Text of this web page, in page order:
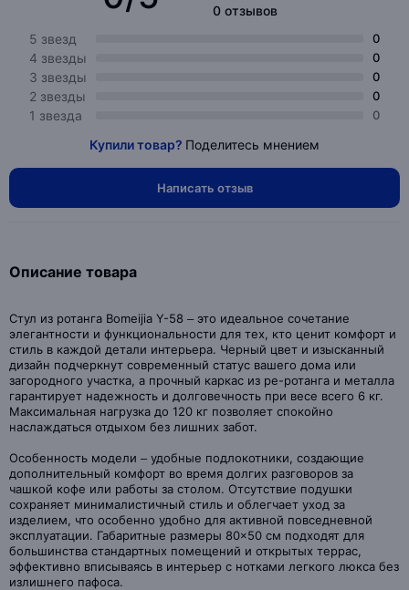
0 отзывов
5 звезд
0
4 звезды 0
3 звезды 0
2 звезды 0
1 звезда 0
Купили товар? Поделитесь мнением
Написать отзыв
Описание товара
Стул из ротанга Bomeijia Y-58 – это идеальное сочетание
элегантности и функциональности для тех, кто ценит комфорт и
стиль в каждой детали интерьера. Черный цвет и изысканный
дизайн подчеркнут современный статус вашего дома или
загородного участка, а прочный каркас из pe-ротанга и металла
гарантирует надежность и долговечность при весе всего 6 кг.
Максимальная нагрузка до 120 кг позволяет спокойно
наслаждаться отдыхом без лишних забот.
Особенность модели – удобные подлокотники, создающие
дополнительный комфорт во время долгих разговоров за
чашкой кофе или работы за столом. Отсутствие подушки
сохраняет минималистичный стиль и облегчает уход за
изделием, что особенно удобно для активной повседневной
эксплуатации. Габаритные размеры 80×50 см подходят для
большинства стандартных помещений и открытых террас,
эффективно вписываясь в интерьер с нотками легкого люкса без
излишнего пафоса.